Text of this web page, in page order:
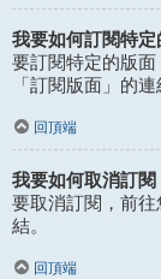
我要如何訂閱特定
要訂閱特定的版
「訂閱版面」的連
回頂端
我要如何取消訂閱
要取消訂閱，前
結。
回頂端